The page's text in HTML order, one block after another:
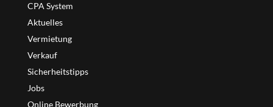
CPA System
Aktuelles
Vermietung
Verkauf
Sicherheitstipps
Jobs
Online Bewerbung